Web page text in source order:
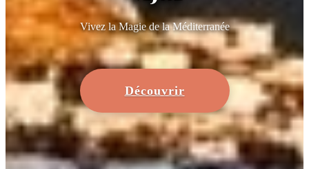
Vivez la Magie de la Méditerranée
Découvrir